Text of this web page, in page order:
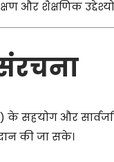
शैक्षणिक उद्देश्यों
के सहयोग और
की जा सके।